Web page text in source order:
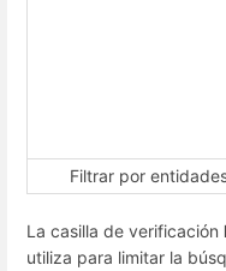
Filtrar por
La casilla de verificación
utiliza para limitar la